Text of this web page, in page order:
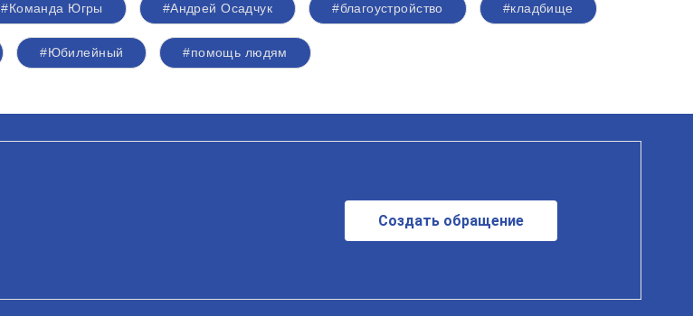
#Команда Югры #Андрей Осадчук #благоустройство #кладбище
#Юбилейный #помощь людям
Создать обращение